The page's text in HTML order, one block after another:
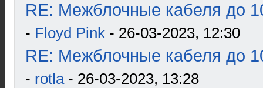
RE: Межблочные кабеля до
- Floyd Pink - 26-03-2023, 12:30
RE: Межблочные кабеля до
- rotla- 26-03-2023, 13:28